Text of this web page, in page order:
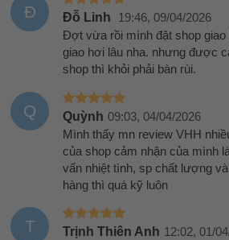
Đ Đỗ Linh
19:46, 09/04/2026
Đợt vừa rồi mình đặt shop giao
giao hơi lâu nha. nhưng được
shop thì khỏi phải bàn rùi.
Q Quỳnh 09:03, 04/04/2026
Mình thấy mn review VHH
của shop cảm nhận của mình
vấn nhiệt tình, sp chất lượng
hàng thì quá kỹ luôn
T Trịnh Thiên Anh 12:02, 01/